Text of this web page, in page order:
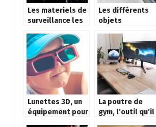
Les materiels de
surveillance les
pour securiser la
maison
Les différents
objets
Lunettes 3D, un
équipement pour
La poutre de
gym, l’outil qu’il